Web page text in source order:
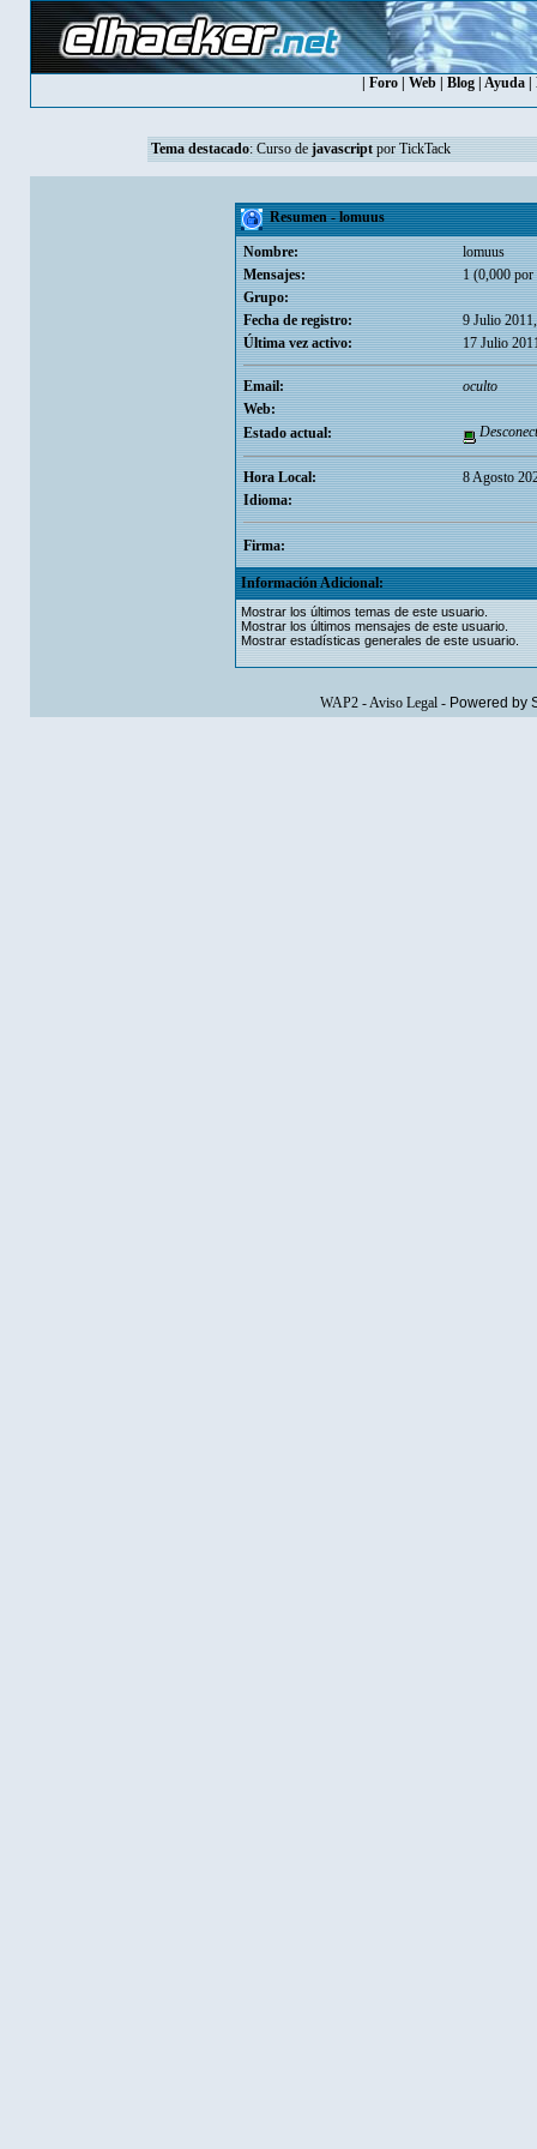
Foro| Web| Blog| Ayuda|
Tema destacado: Curso de javascriptpor TickTack
Resumen - lomuus
Nombre:
lomuus
Mensajes:
1 (0,000 por
Grupo:
Fecha de registro:
9 Julio
Última vez activo:
17 Julio
Email:
oculto
Web:
Estado actual:
Hora Local:
8 Agosto
Idioma:
Firma:
Información Adicional:
Mostrar los últimos temas de este usuario.
Mostrar los últimos mensajes de este usuario.
Mostrar estadísticas generales de este usuario.
WAP2-Aviso Legal- Powered by